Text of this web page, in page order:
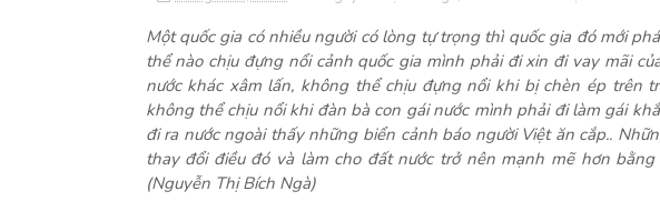
Một quốc gia có nhiều người có lòng tự trọng thì quốc gia đó mới
thể nào chịu đựng nổi cảnh quốc gia mình phải đi xin đi vay mãi
nước khác xâm lấn, không thể chịu đựng nổi khi bị chèn ép trên
không thể chịu nổi khi đàn bà con gái nước mình phải đi làm gái
đi ra nước ngoài thấy những biển cảnh báo người Việt ăn cắp..
thay đổi điều đó và làm cho đất nước trở nên mạnh mẽ hơn
(Nguyễn Thị Bích Ngà)